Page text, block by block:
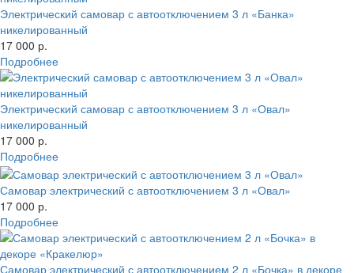
Электрический самовар с автоотключением 3 л «Банка»
никелированный
17 000 р.
Подробнее
Электрический самовар с автоотключением 3 л «Овал»
никелированный
17 000 р.
Подробнее
Самовар электрический с автоотключением 3 л «Овал»
17 000 р.
Подробнее
Самовар электрический с автоотключением 2 л «Бочка» в декоре